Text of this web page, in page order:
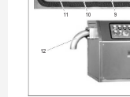
10
11
9
12